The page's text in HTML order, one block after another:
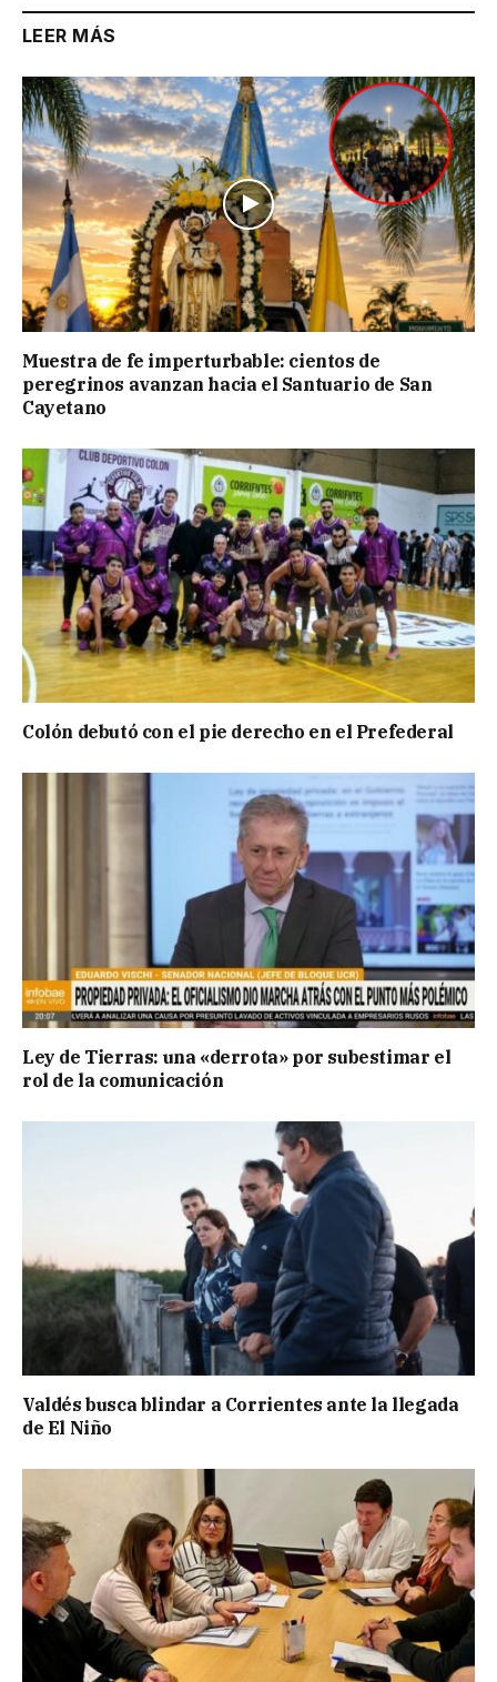
LEER MÁS
Muestra de fe imperturbable: cientos de
peregrinos avanzan hacia el Santuario de San
Cayetano
Colón debutó con el pie derecho en el Prefederal
Ley de Tierras: una «derrota» por subestimar el
rol de la comunicación
Valdés busca blindar a Corrientes ante la llegada
de El Niño